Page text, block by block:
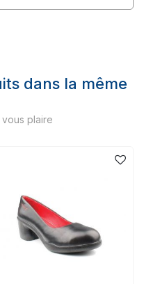
dans la même
plaire